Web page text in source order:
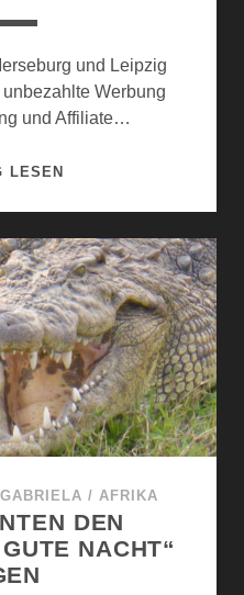
und Leipzig
Werbung
und Affiliate…
LESENDEUTSCHE
LEIPZIG,
MERSEBURG
GABRIELA / AFRIKA
DEN
NACHT“